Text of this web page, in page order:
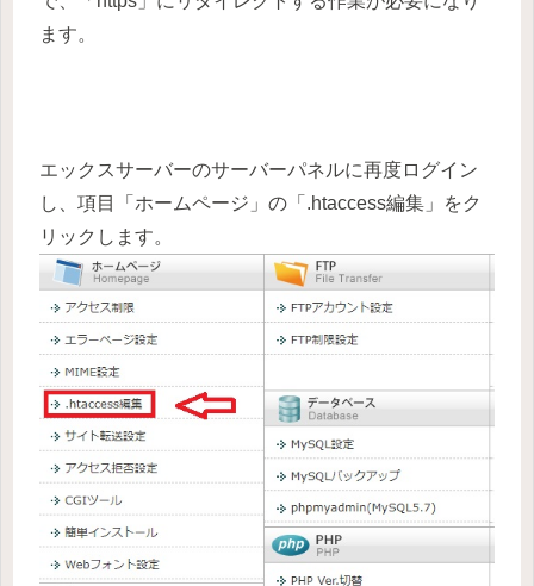
ます。
エックスサーバーのサーバーパネルに再度ログイン
し、項目「ホームページ」の「.htaccess編集」をク
リックします。